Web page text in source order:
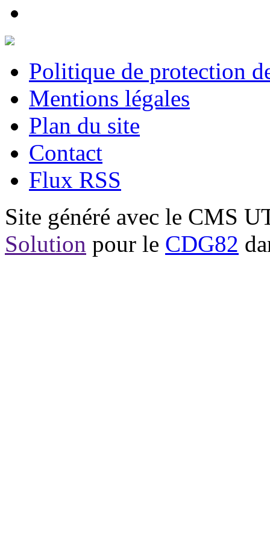
Politique de protection
Mentions légales
Plan du site
Contact
Flux RSS
Site généré avec le CMS
Solution pour le CDG82